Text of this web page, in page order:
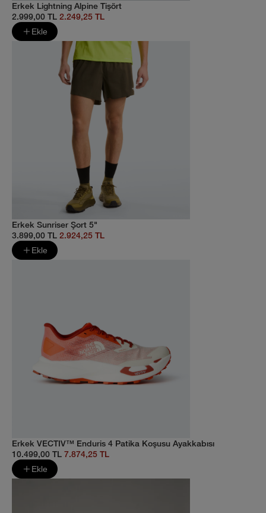
Erkek Lightning Alpine Tişört
2.999,00 TL 2.249,25 TL
Ekle
Erkek Sunriser Şort 5"
3.899,00 TL 2.924,25 TL
Ekle
Erkek VECTIV™ Enduris 4 Patika Koşusu Ayakkabısı
10.499,00 TL 7.874,25 TL
Ekle